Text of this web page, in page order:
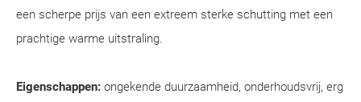
een scherpe prijs van een extreem sterke schutting met een
prachtige warme uitstraling.
Eigenschappen: ongekende duurzaamheid, onderhoudsvrij, erg